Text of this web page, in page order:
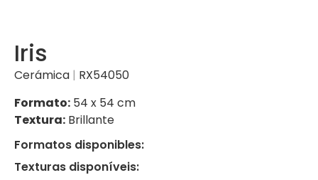
Iris
Cerámica | RX54050
Formato: 54 x 54 cm
Textura: Brillante
Formatos disponibles:
Texturas disponíveis: